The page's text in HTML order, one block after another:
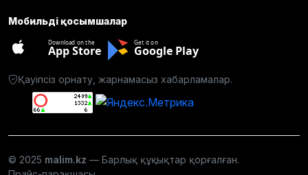
Мобильді қосымшалар
Download on the
App Store
Get it on
Google Play
Қауіпсіз орнату, жарнамасыз хабарламалар.
© 2025 malim.kz — Барлық құқықтар қорғалған.